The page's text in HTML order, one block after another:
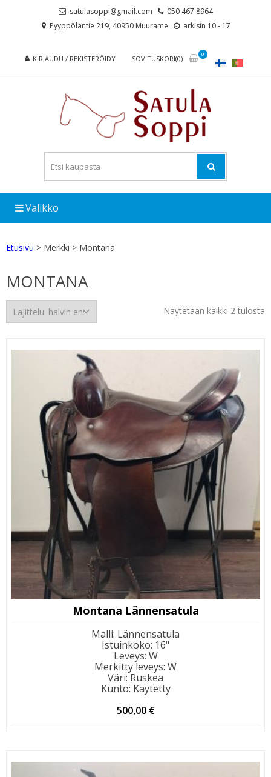
satulasoppi@gmail.com
050 467 8964
Pyyppöläntie 219, 40950 Muurame
arkisin 10 - 17
KIRJAUDU / REKISTERÖIDY SOVITUSKORI(0)
0
Valikko
Etusivu > Merkki > Montana
MONTANA
Näytetään kaikki 2 tulosta
Montana Lännensatula
Malli: Lännensatula
Istuinkoko: 16"
Leveys: W
Merkitty leveys: W
Väri: Ruskea
Kunto: Käytetty
500,00 €